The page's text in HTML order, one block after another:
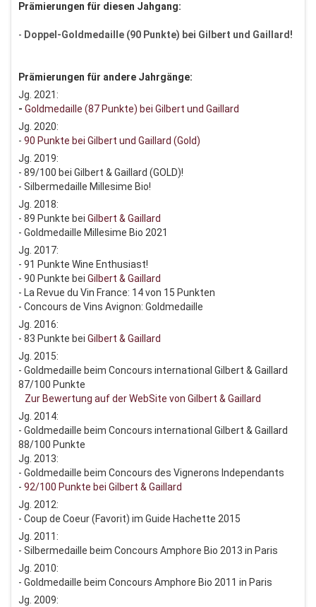
Prämierungen für diesen Jahgang:
- Doppel-Goldmedaille (90 Punkte) bei Gilbert und Gaillard!
Prämierungen für andere Jahrgänge:
Jg. 2021:
- Goldmedaille (87 Punkte) bei Gilbert und Gaillard
Jg. 2020:
- 90 Punkte bei Gilbert und Gaillard (Gold)
Jg. 2019:
- 89/100 bei Gilbert & Gaillard (GOLD)!
- Silbermedaille Millesime Bio!
Jg. 2018:
- 89 Punkte bei Gilbert & Gaillard
- Goldmedaille Millesime Bio 2021
Jg. 2017:
- 91 Punkte Wine Enthusiast!
- 90 Punkte bei Gilbert & Gaillard
- La Revue du Vin France: 14 von 15 Punkten
- Concours de Vins Avignon: Goldmedaille
Jg. 2016:
- 83 Punkte bei Gilbert & Gaillard
Jg. 2015:
- Goldmedaille beim Concours international Gilbert & Gaillard
87/100 Punkte
Zur Bewertung auf der WebSite von Gilbert & Gaillard
Jg. 2014:
- Goldmedaille beim Concours international Gilbert & Gaillard
88/100 Punkte
Jg. 2013:
- Goldmedaille beim Concours des Vignerons Independants
- 92/100 Punkte bei Gilbert & Gaillard
Jg. 2012:
- Coup de Coeur (Favorit) im Guide Hachette 2015
Jg. 2011:
- Silbermedaille beim Concours Amphore Bio 2013 in Paris
Jg. 2010:
- Goldmedaille beim Concours Amphore Bio 2011 in Paris
Jg. 2009: